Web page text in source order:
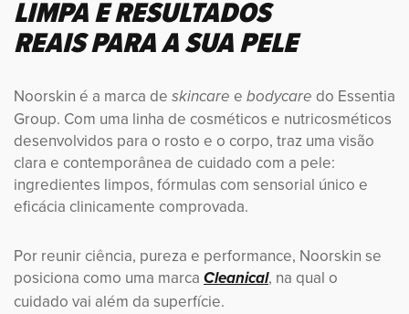
LIMPA E RESULTADOS
REAIS PARA A SUA PELE
Noorskin é a marca de skincare e bodycare do Essentia
Group. Com uma linha de cosméticos e nutricosméticos
desenvolvidos para o rosto e o corpo, traz uma visão
clara e contemporânea de cuidado com a pele:
ingredientes limpos, fórmulas com sensorial único e
eficácia clinicamente comprovada.
Por reunir ciência, pureza e performance, Noorskin se
posiciona como uma marca Cleanical, na qual o
cuidado vai além da superfície.